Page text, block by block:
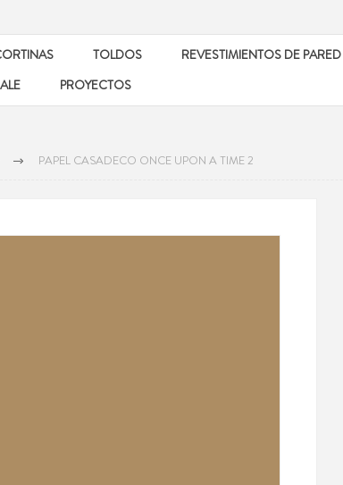
TOLDOS REVESTIMIENTOS DE PARED
PROYECTOS
PAPEL CASADECO ONCE UPON A TIME 2